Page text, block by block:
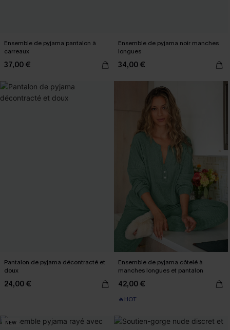
Ensemble de pyjama pantalon à
carreaux
37,00 €
Ensemble de pyjama noir manches
longues
34,00 €
Pantalon de pyjama décontracté et
doux
24,00 €
Ensemble de pyjama côtelé à
manches longues et pantalon
42,00 €
🔥HOT
NEW